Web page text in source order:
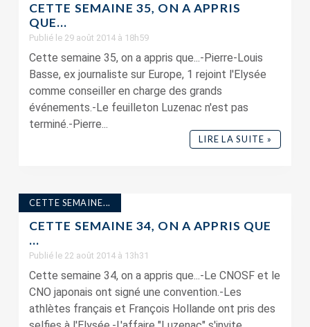
CETTE SEMAINE 35, ON A APPRIS
QUE…
Publié le 29 août 2014 à 18h59
Cette semaine 35, on a appris que...-Pierre-Louis
Basse, ex journaliste sur Europe, 1 rejoint l'Elysée
comme conseiller en charge des grands
événements.-Le feuilleton Luzenac n'est pas
terminé.-Pierre...
LIRE LA SUITE »
CETTE SEMAINE...
CETTE SEMAINE 34, ON A APPRIS QUE
…
Publié le 22 août 2014 à 13h31
Cette semaine 34, on a appris que...-Le CNOSF et le
CNO japonais ont signé une convention.-Les
athlètes français et François Hollande ont pris des